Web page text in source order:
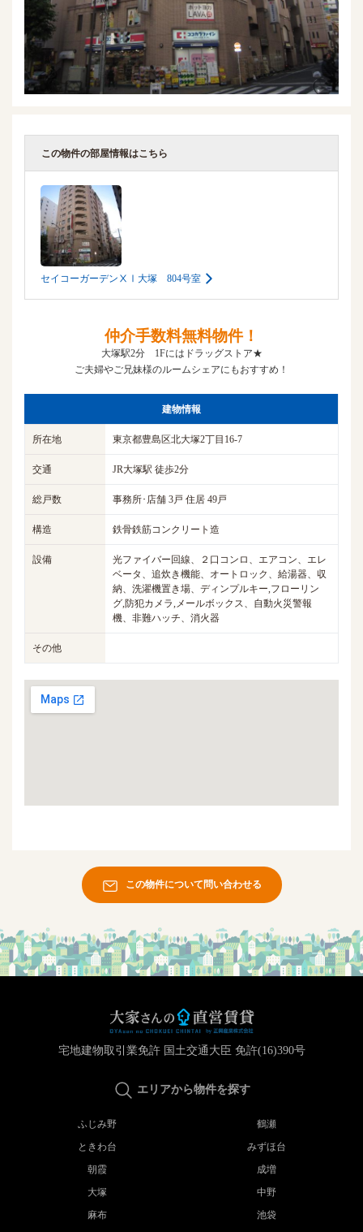
この物件の部屋情報はこちら
セイコーガーデンⅩⅠ大塚 804号室
仲介手数料無料物件！
大塚駅2分 1Fにはドラッグストア★
ご夫婦やご兄妹様のルームシェアにもおすすめ！
建物情報
所在地 東京都豊島区北大塚2丁目16-7
交通 JR大塚駅 徒歩2分
総戸数 事務所･店舗 3戸 住居 49戸
構造 鉄骨鉄筋コンクリート造
設備
光ファイバー回線、２口コンロ、エアコン、エレ
ベータ、追炊き機能、オートロック、給湯器、収
納、洗濯機置き場、ディンプルキー,フローリン
グ,防犯カメラ,メールボックス、自動火災警報
機、非難ハッチ、消火器
その他
この物件について問い合わせる
宅地建物取引業免許 国土交通大臣 免許(16)390号
エリアから物件を探す
ふじみ野
鶴瀬
ときわ台
みずほ台
朝霞
成増
大塚
中野
麻布
池袋